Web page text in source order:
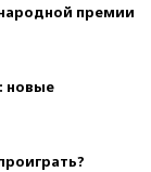
премии
новые